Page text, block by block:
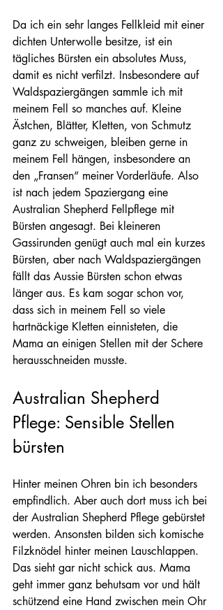
Da ich ein sehr langes Fellkleid mit einer
dichten Unterwolle besitze, ist ein
tägliches Bürsten ein absolutes Muss,
damit es nicht verfilzt. Insbesondere auf
Waldspaziergängen sammle ich mit
meinem Fell so manches auf. Kleine
Ästchen, Blätter, Kletten, von Schmutz
ganz zu schweigen, bleiben gerne in
meinem Fell hängen, insbesondere an
den „Fransen“ meiner Vorderläufe. Also
ist nach jedem Spaziergang eine
Australian Shepherd Fellpflege mit
Bürsten angesagt. Bei kleineren
Gassirunden genügt auch mal ein kurzes
Bürsten, aber nach Waldspaziergängen
fällt das Aussie Bürsten schon etwas
länger aus. Es kam sogar schon vor,
dass sich in meinem Fell so viele
hartnäckige Kletten einnisteten, die
Mama an einigen Stellen mit der Schere
herausschneiden musste.
Australian Shepherd
Pflege: Sensible Stellen
bürsten
Hinter meinen Ohren bin ich besonders
empfindlich. Aber auch dort muss ich bei
der Australian Shepherd Pflege gebürstet
werden. Ansonsten bilden sich komische
Filzknödel hinter meinen Lauschlappen.
Das sieht gar nicht schick aus. Mama
geht immer ganz behutsam vor und hält
schützend eine Hand zwischen mein Ohr